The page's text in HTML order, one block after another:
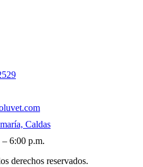
Caldas
6:00 p.m.
derechos reservados.